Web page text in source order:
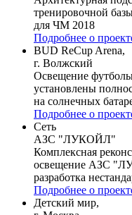
тренировочной
для ЧМ 2018
Подробнее о
BUD ReCup Arena,
г. Волжский
Освещение
установлены
на солнечных
Подробнее о
Сеть
АЗС "ЛУКОЙЛ"
Комплексная
освещение АЗС
разработка
Подробнее о
Детский мир,